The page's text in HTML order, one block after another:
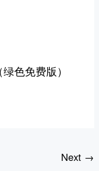
色免费版）
Next →